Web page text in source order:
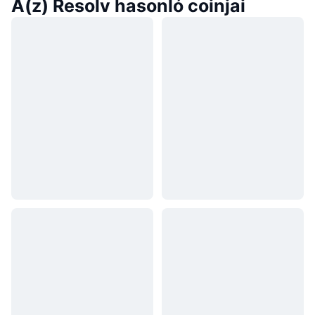
A(z) Resolv hasonló coinjai